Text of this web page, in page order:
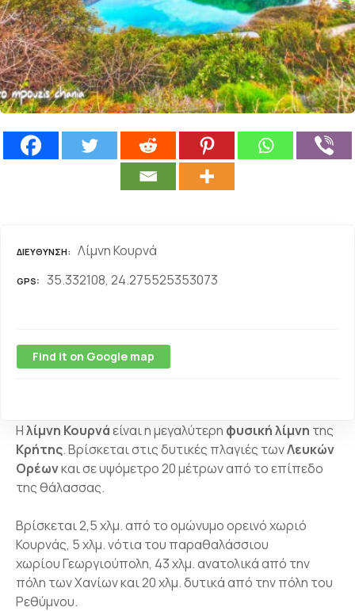
ε
ν
ο
ΔΙΕΎΘΥΝΣΗ Λίμνη Κουρνά
GPS 35.332108, 24.275525353073
Find it on Google map
Ηλίμνη Κουρνάείναι η μεγαλύτερη φυσική λίμνη της
Κρήτης. Βρίσκεται στις δυτικές πλαγιές τωνΛευκών
Ορέωνκαι σε υψόμετρο 20 μέτρων από το επίπεδο
της θάλασσας.
Βρίσκεται 2,5 χλμ. από το ομώνυμο ορεινό χωριό
Κουρνάς, 5 χλμ. νότια του παραθαλάσσιου
χωρίου Γεωργιούπολη, 43 χλμ. ανατολικά από την
πόλη των Χανίων και 20 χλμ. δυτικά από την πόλη του
Ρεθύμνου.